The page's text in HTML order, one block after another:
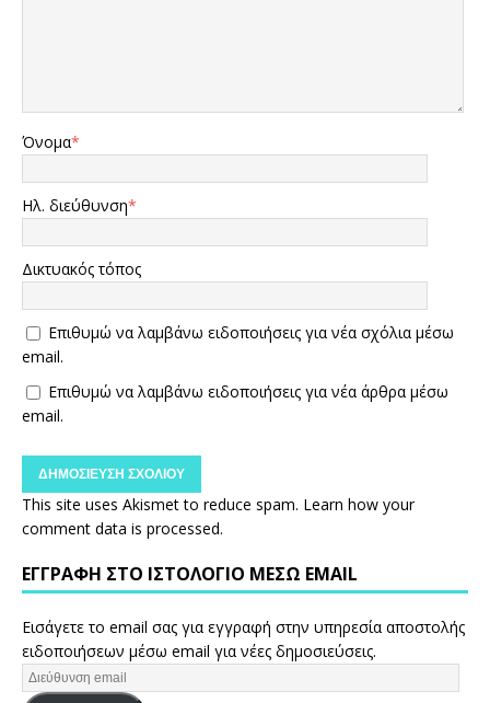
Όνομα*
Ηλ. διεύθυνση*
Δικτυακός τόπος
Επιθυμώ να λαμβάνω ειδοποιήσεις για νέα σχόλια μέσω
email.
Επιθυμώ να λαμβάνω ειδοποιήσεις για νέα άρθρα μέσω
email.
This site uses Akismet to reduce spam. Learn how your
comment data is processed.
ΕΓΓΡΑΦΉ ΣΤΟ ΙΣΤΟΛΌΓΙΟ ΜΈΣΩ EMAIL
Εισάγετε το email σας για εγγραφή στην υπηρεσία αποστολής
ειδοποιήσεων μέσω email για νέες δημοσιεύσεις.